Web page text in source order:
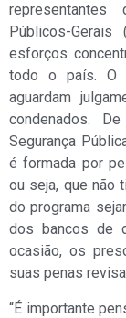
Públicos-
esforços
todo o país. O
aguardam
condenados.
Segurança
é formada por
ou seja, que não
do programa
dos bancos de
ocasião, os
suas penas
“É importante